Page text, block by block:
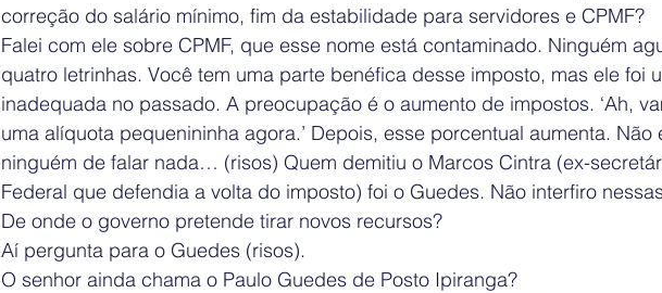
correção do salário mínimo, fim da estabilidade para servidores e CPMF?
Falei com ele sobre CPMF, que esse nome está contaminado. Ninguém
quatro letrinhas. Você tem uma parte benéfica desse imposto, mas ele foi
inadequada no passado. A preocupação é o aumento de impostos. ‘Ah,
uma alíquota pequenininha agora.’ Depois, esse porcentual aumenta.
ninguém de falar nada… (risos) Quem demitiu o Marcos Cintra (ex-
Federal que defendia a volta do imposto) foi o Guedes. Não interfiro
De onde o governo pretende tirar novos recursos?
Aí pergunta para o Guedes (risos).
O senhor ainda chama o Paulo Guedes de Posto Ipiranga?